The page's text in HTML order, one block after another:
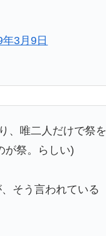
年3月9日
、唯二人だけで祭を
が祭。らしい)
そう言われている